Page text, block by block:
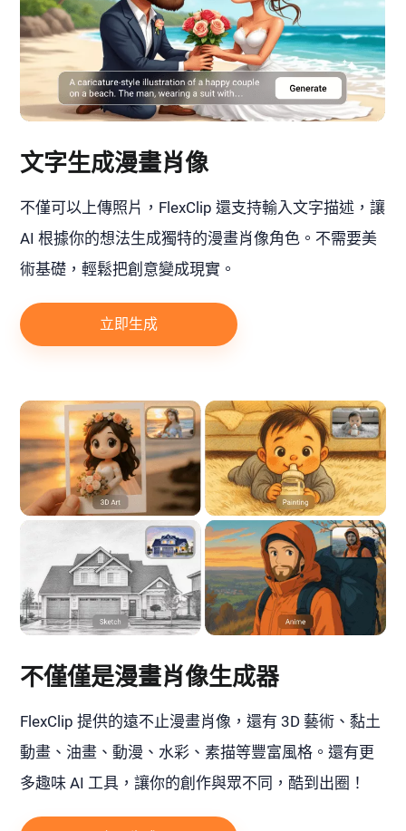
文字生成漫畫肖像
不僅可以上傳照片，FlexClip 還支持輸入文字描述，讓
AI 根據你的想法生成獨特的漫畫肖像角色。不需要美
術基礎，輕鬆把創意變成現實。
立即生成
不僅僅是漫畫肖像生成器
FlexClip 提供的遠不止漫畫肖像，還有 3D 藝術、黏土
動畫、油畫、動漫、水彩、素描等豐富風格。還有更
多趣味 AI 工具，讓你的創作與眾不同，酷到出圈！